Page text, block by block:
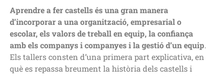
Aprendre a fer castells és una gran manera
d’incorporar a una organització, empresarial o
escolar, els valors de treball en equip, la confiança
amb els companys i companyes i la gestió d’un equip.
Els tallers consten d’una primera part explicativa, en
què es repassa breument la història dels castells i